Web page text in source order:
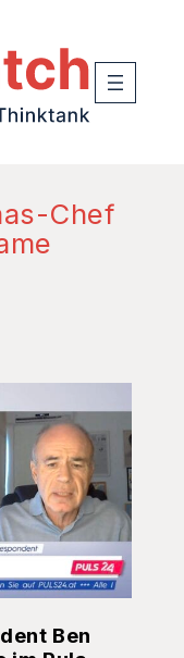
Chef
Ben